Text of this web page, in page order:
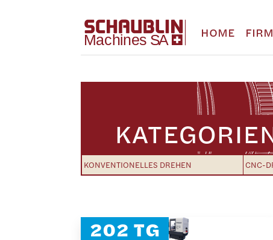
HOME
KONVENTIONELLES DREHEN CNC-
202 TG